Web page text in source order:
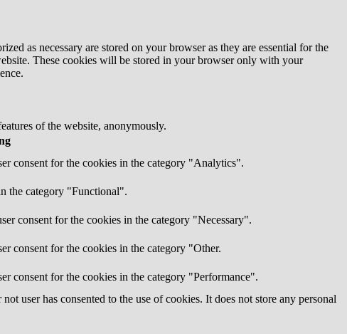
as necessary are stored on your browser as they are essential for the
These cookies will be stored in your browser only with your
of the website, anonymously.
consent for the cookies in the category "Analytics".
the category "Functional".
consent for the cookies in the category "Necessary".
consent for the cookies in the category "Other.
consent for the cookies in the category "Performance".
user has consented to the use of cookies. It does not store any personal